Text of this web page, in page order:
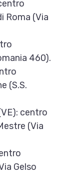
Roma (Via
460).
(S.S.
centro
(Via
Gelso